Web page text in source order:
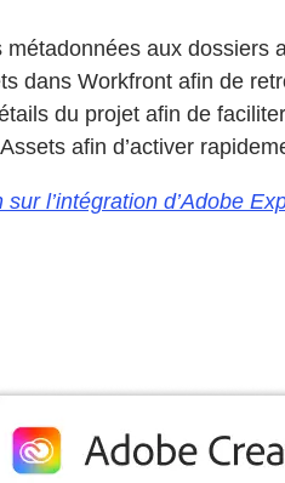
aux dossiers
dans Workfront afin de
du projet afin de
afin d’activer
l’intégration d’Adobe